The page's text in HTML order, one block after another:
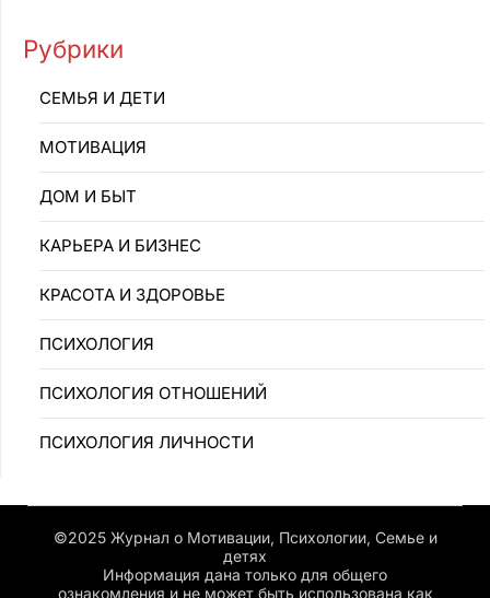
Рубрики
CEMЬЯ И ДETИ
MOTИBAЦИЯ
ДОМ И БЫТ
КАРЬЕРА И БИЗНЕС
КРАСОТА И ЗДОРОВЬЕ
ПCИXOЛOГИЯ
ПCИXOЛOГИЯ OTHOШEHИЙ
ПСИХОЛОГИЯ ЛИЧНОСТИ
©2025 Журнал о Мотивации, Психологии, Семье и
детях
Информация дана только для общего
ознакомления и не может быть использована как